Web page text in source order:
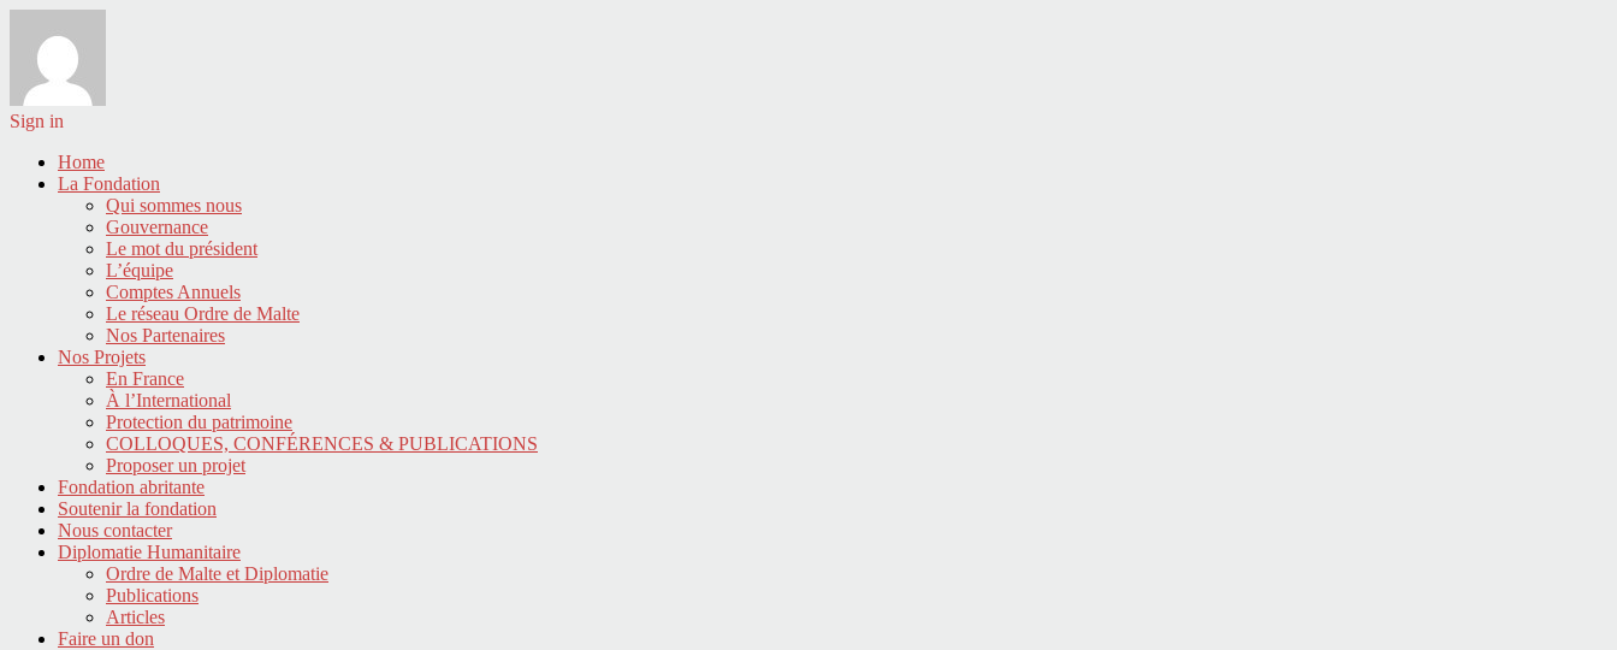
Sign in
Home
La Fondation
Qui sommes nous
Gouvernance
Le mot du président
L’équipe
Comptes Annuels
Le réseau Ordre de Malte
Nos Partenaires
Nos Projets
En France
À l’International
Protection du patrimoine
COLLOQUES, CONFÉRENCES & PUBLICATIONS
Proposer un projet
Fondation abritante
Soutenir la fondation
Nous contacter
Diplomatie Humanitaire
Ordre de Malte et Diplomatie
Publications
Articles
Faire un don